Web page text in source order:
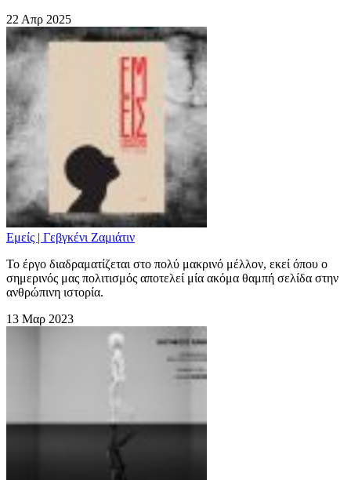
22 Απρ 2025
Εμείς | Γεβγκένι Ζαμιάτιν
Το έργο διαδραματίζεται στο πολύ μακρινό μέλλον, εκεί όπου ο
σημερινός μας πολιτισμός αποτελεί μία ακόμα θαμπή σελίδα στην
ανθρώπινη ιστορία.
13 Μαρ 2023